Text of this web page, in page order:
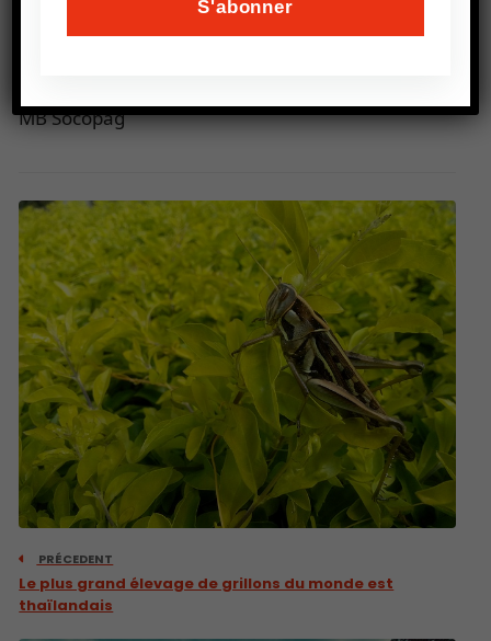
de contraintes nouvelles liées au changement
MB Socopag
PRÉCEDENT
Le plus grand élevage de grillons du monde est
thaïlandais